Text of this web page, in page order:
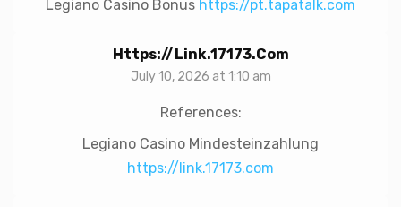
Legiano Casino Bonus https://pt.tapatalk.com
Https://link.17173.com
July 10, 2026 at 1:10 am
References:
Legiano Casino Mindesteinzahlung
https://link.17173.com